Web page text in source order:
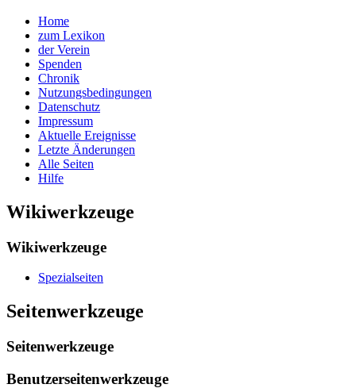
Home
zum Lexikon
der Verein
Spenden
Chronik
Nutzungsbedingungen
Datenschutz
Impressum
Aktuelle Ereignisse
Letzte Änderungen
Alle Seiten
Hilfe
Wikiwerkzeuge
Wikiwerkzeuge
Spezialseiten
Seitenwerkzeuge
Seitenwerkzeuge
Benutzerseitenwerkzeuge